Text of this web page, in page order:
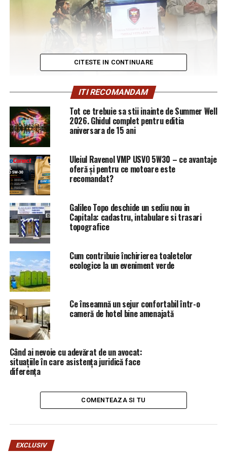
Azi, 30 iunie 2019, ora 11.00, la Sala Bizantină a
Cercului Militar Național din str. Constantin Mille, a
avut loc evenimentul de lansare a Uniunii MILITARILOR
ȘI POLIȚIȘTILOR “MIHAI VITEAZUL”, o asociatie
profesionala care reuneste, in premiera, toate
sindicatele din sistemul de siguranta nationala,
respectiv toti
militarii, polițiștii, pompieri si jandarmi
activi și în rezervă! Este vorba despre aproximtiv
500.000 de militari, rezervisti si activi.
Haina militară trebuie să-și recapete prestigiul pe
care îl merită
CITESTE IN CONTINUARE
ITI RECOMANDAM
Tot ce trebuie sa stii inainte de Summer Well
2026. Ghidul complet pentru editia
aniversara de 15 ani
Uleiul Ravenol VMP USVO 5W30 – ce avantaje
oferă și pentru ce motoare este
recomandat?
Galileo Topo deschide un sediu nou in
Capitala: cadastru, intabulare si trasari
topografice
Cum contribuie închirierea toaletelor
ecologice la un eveniment verde
Ce înseamnă un sejur confortabil într-o
cameră de hotel bine amenajată
Când ai nevoie cu adevărat de un avocat:
situațiile în care asistența juridică face
diferența
COMENTEAZA SI TU
EXCLUSIV